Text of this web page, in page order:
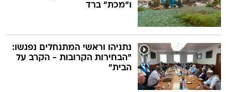
ו"מכת" ברד
נתניהו וראשי המתנחלים נפגשו:
"הבחירות הקרובות - הקרב על
הבית"